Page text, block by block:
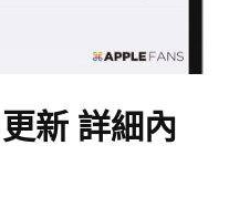
更新 詳細內